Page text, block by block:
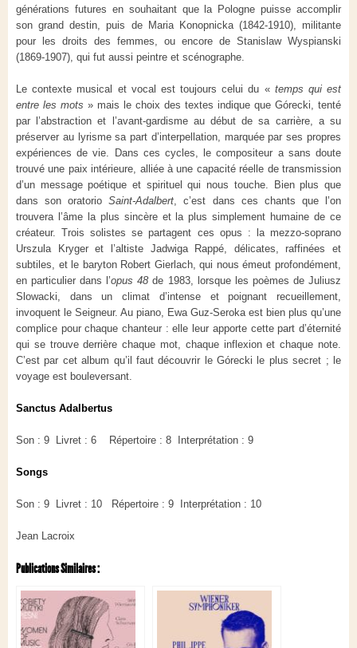
générations futures en souhaitant que la Pologne puisse accomplir
son grand destin, puis de Maria Konopnicka (1842-1910), militante
pour les droits des femmes, ou encore de Stanislaw Wyspianski
(1869-1907), qui fut aussi peintre et scénographe.
Le contexte musical et vocal est toujours celui du « temps qui est
entre les mots » mais le choix des textes indique que Górecki, tenté
par l’abstraction et l’avant-gardisme au début de sa carrière, a su
préserver au lyrisme sa part d’interpellation, marquée par ses propres
expériences de vie. Dans ces cycles, le compositeur a sans doute
trouvé une paix intérieure, alliée à une capacité réelle de transmission
d’un message poétique et spirituel qui nous touche. Bien plus que
dans son oratorioSaint-Adalbert , c’est dans ces chants que l’on
trouvera l’âme la plus sincère et la plus simplement humaine de ce
créateur. Trois solistes se partagent ces opus : la mezzo-soprano
Urszula Kryger et l’altiste Jadwiga Rappé, délicates, raffinées et
subtiles, et le baryton Robert Gierlach, qui nous émeut profondément,
en particulier dans l’opus 48 de 1983, lorsque les poèmes de Juliusz
Slowacki, dans un climat d’intense et poignant recueillement,
invoquent le Seigneur. Au piano, Ewa Guz-Seroka est bien plus qu’une
complice pour chaque chanteur : elle leur apporte cette part d’éternité
qui se trouve derrière chaque mot, chaque inflexion et chaque note.
C’est par cet album qu’il faut découvrir le Górecki le plus secret ; le
voyage est bouleversant.
Sanctus Adalbertus
Son : 9 Livret : 6 Répertoire : 8 Interprétation : 9
Songs
Son : 9 Livret : 10 Répertoire : 9 Interprétation : 10
Jean Lacroix
Publications Similaires :